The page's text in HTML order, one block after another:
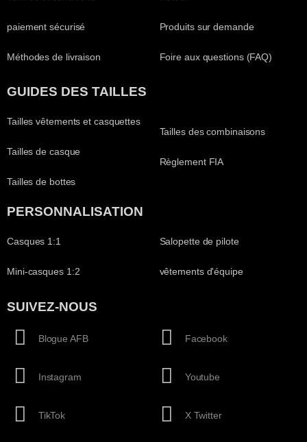
paiement sécurisé
Méthodes de livraison
Produits sur demande
Foire aux questions (FAQ)
GUIDES DES TAILLES
Tailles vêtements et casquettes
Tailles de casque
Tailles de bottes
Tailles des combinaisons
Règlement FIA
PERSONNALISATION
Casques 1:1
Mini-casques 1:2
Salopette de pilote
vêtements d'équipe
SUIVEZ-NOUS
Blogue AFB
Instagram
TikTok
Facebook
Youtube
X Twitter